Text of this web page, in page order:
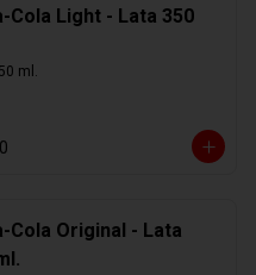
Cola Light - Lata 350
ml.
Cola Original - Lata